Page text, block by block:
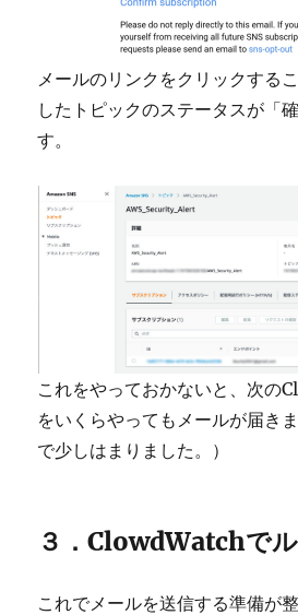
メールのリンクをクリックする
したトピックのステータスが「
す。
これをやっておかないと、次の
をいくらやってもメールが届き
で少しはまりました。）
３．ClowdWatchで
これでメールを送信する準備が